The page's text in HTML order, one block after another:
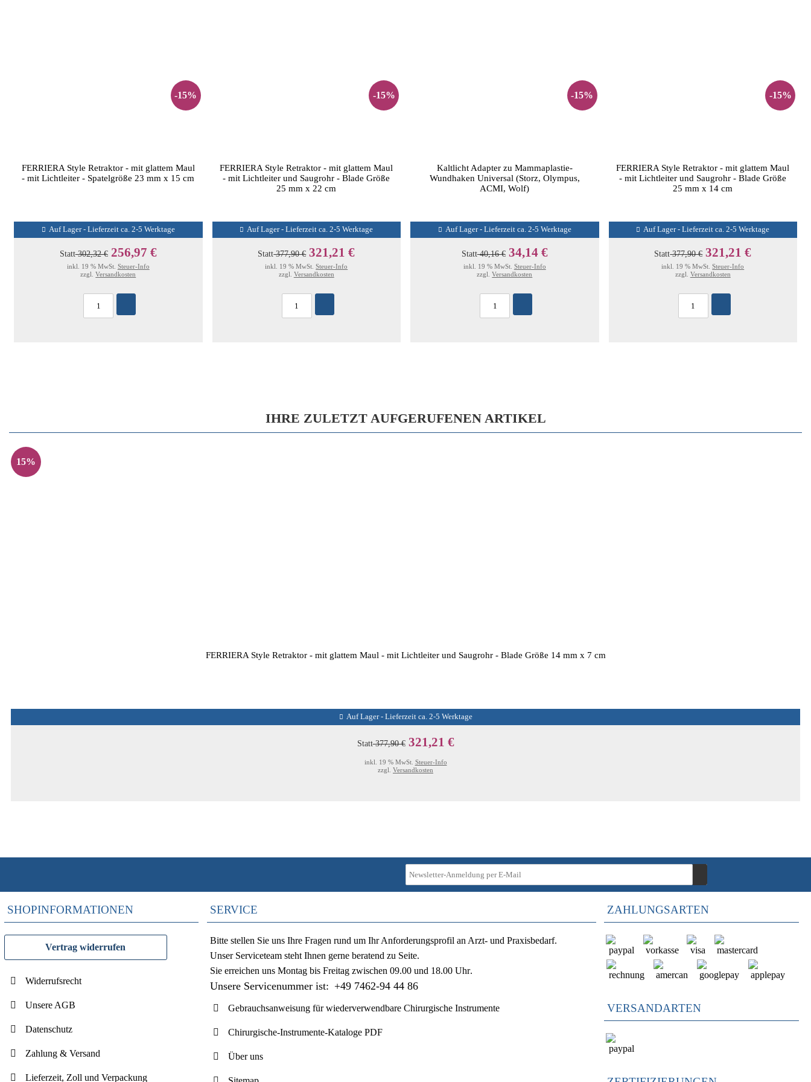
-15%
FERRIERA Style Retraktor - mit glattem Maul
- mit Lichtleiter - Spatelgröße 23 mm x 15 cm
Auf Lager - Lieferzeit ca. 2-5 Werktage
Statt302,32 € 256,97 €
inkl. 19 % MwSt. Steuer-Info
zzgl.Versandkosten
-15%
FERRIERA Style Retraktor - mit glattem Maul
- mit Lichtleiter und Saugrohr - Blade Größe
25 mm x 22 cm
Auf Lager - Lieferzeit ca. 2-5 Werktage
Statt377,90 € 321,21 €
inkl. 19 % MwSt.Steuer-Info
zzgl. Versandkosten
-15%
Kaltlicht Adapter zu Mammaplastie-
Wundhaken Universal (Storz, Olympus,
ACMI, Wolf)
Auf Lager - Lieferzeit ca. 2-5 Werktage
Statt40,16 € 34,14 €
inkl. 19 % MwSt. Steuer-Info
zzgl.Versandkosten
-15%
FERRIERA Style Retraktor - mit glattem Maul
- mit Lichtleiter und Saugrohr - Blade Größe
25 mm x 14 cm
Auf Lager - Lieferzeit ca. 2-5 Werktage
Statt377,90 € 321,21 €
inkl. 19 % MwSt.Steuer-Info
zzgl. Versandkosten
IHRE ZULETZT AUFGERUFENEN ARTIKEL
15%
FERRIERA Style Retraktor - mit glattem Maul - mit Lichtleiter und Saugrohr - Blade Größe 14 mm x 7 cm
Auf Lager - Lieferzeit ca. 2-5 Werktage
Statt377,90 € 321,21 €
inkl. 19 % MwSt. Steuer-Info
zzgl. Versandkosten
SHOPINFORMATIONEN
Vertrag widerrufen
Widerrufsrecht
Unsere AGB
Datenschutz
Zahlung & Versand
Lieferzeit, Zoll und Verpackung
SERVICE
Bitte stellen Sie uns Ihre Fragen rund um Ihr Anforderungsprofil an Arzt- und Praxisbedarf.
Unser Serviceteam steht Ihnen gerne beratend zu Seite.
Sie erreichen uns Montag bis Freitag zwischen 09.00 und 18.00 Uhr.
Unsere Servicenummer ist: +49 7462-94 44 86
Gebrauchsanweisung für wiederverwendbare Chirurgische Instrumente
Chirurgische-Instrumente-Kataloge PDF
Über uns
ZAHLUNGSARTEN
VERSANDARTEN